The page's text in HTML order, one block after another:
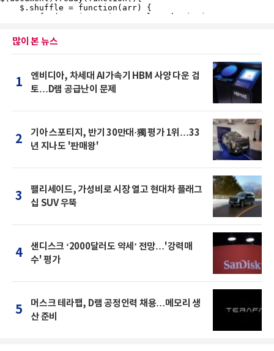
많이 본 뉴스
1
엔비디아, 차세대 AI가속기 HBM 사양 다운 검
토…D램 공급난이 문제
2
기아 스포티지, 반기 30만대·獨 평가 1위…33
년 지나도 '판매왕'
3
팰리세이드, 가성비로 시장 열고 현대차 플래그
십 SUV 우뚝
4
샌디스크 ‘2000달러도 약세’ 전망…'강력매
수' 평가
5
머스크 테라팹, D램 공정인력 채용…메모리 생
산 준비